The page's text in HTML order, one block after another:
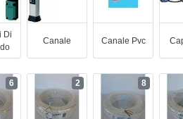
Di
Canale Canale Pvc
6 2 8